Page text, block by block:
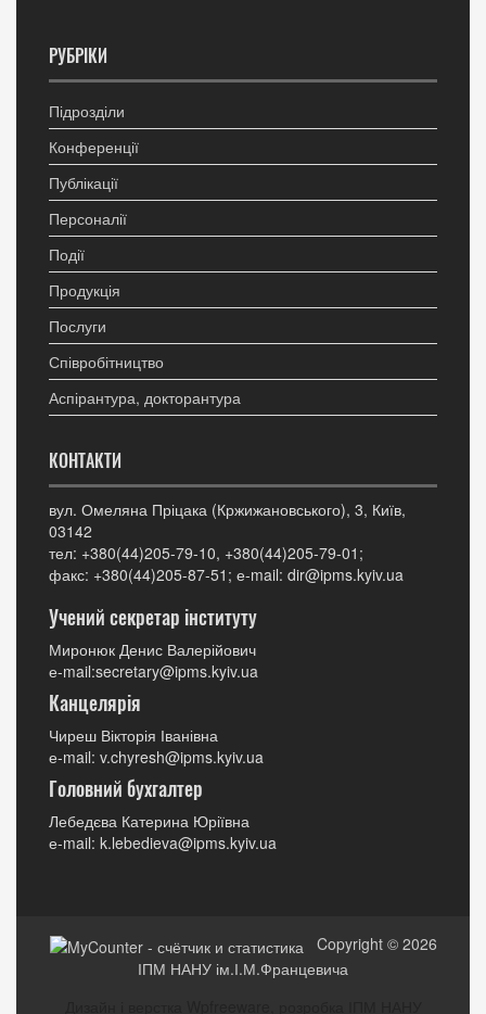
РУБРІКИ
Підрозділи
Конференції
Публікації
Персоналії
Події
Продукція
Послуги
Співробітництво
Аспірантура, докторантура
КОНТАКТИ
вул. Омеляна Пріцака (Кржижановського), 3, Київ,
03142
тел: +380(44)205-79-10, +380(44)205-79-01;
факс: +380(44)205-87-51; е-mail: dir@ipms.kyiv.ua
Учений секретар інституту
Миронюк Денис Валерійович
е-mail:secretary@ipms.kyiv.ua
Канцелярія
Чиреш Вікторія Іванівна
е-mail: v.chyresh@ipms.kyiv.ua
Головний бухгалтер
Лебедєва Катерина Юріївна
е-mail: k.lebedieva@ipms.kyiv.ua
Copyright © 2026
ІПМ НАНУ ім.І.М.Францевича